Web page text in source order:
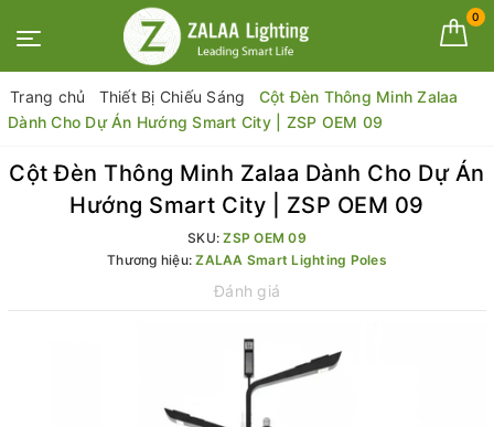
0
Trang chủ Thiết Bị Chiếu Sáng
Cột Đèn Thông Minh Zalaa
Dành Cho Dự Án Hướng Smart City | ZSP OEM 09
Cột Đèn Thông Minh Zalaa Dành Cho Dự Án
Hướng Smart City | ZSP OEM 09
SKU:ZSP OEM 09
Thương hiệu:ZALAA Smart Lighting Poles
Đánh giá